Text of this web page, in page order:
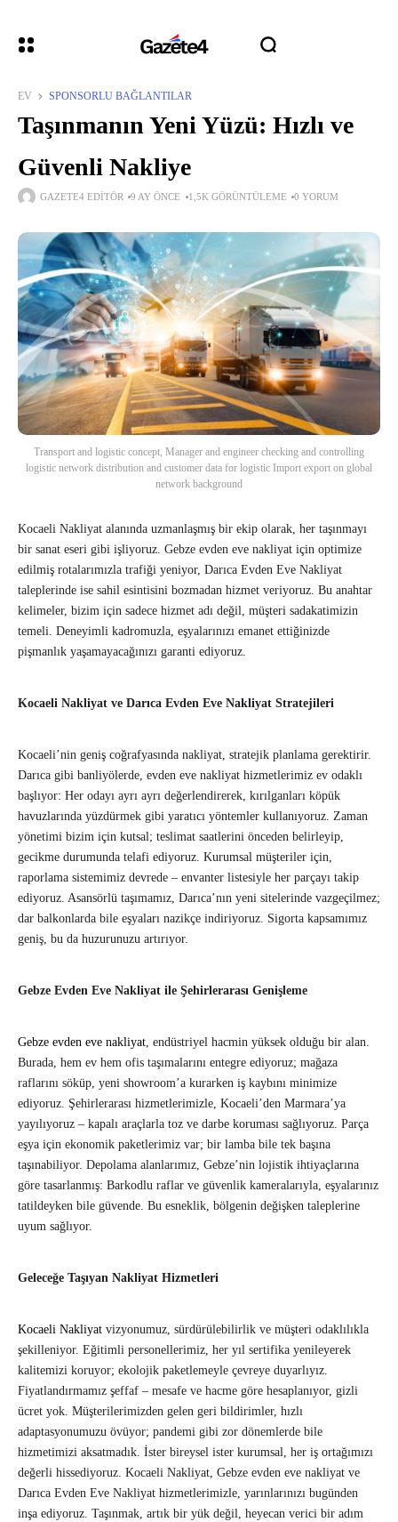
EV SPONSORLU BAĞLANTILAR
Taşınmanın Yeni Yüzü: Hızlı ve
Güvenli Nakliye
GAZETE4 EDITÖR 9 AY ÖNCE 1,5K GÖRÜNTÜLEME 0 YORUM
Transport and logistic concept, Manager and engineer checking and controlling
logistic network distribution and customer data for logistic Import export on global
network background
Kocaeli Nakliyat alanında uzmanlaşmış bir ekip olarak, her taşınmayı
bir sanat eseri gibi işliyoruz. Gebze evden eve nakliyat için optimize
edilmiş rotalarımızla trafiği yeniyor, Darıca Evden Eve Nakliyat
taleplerinde ise sahil esintisini bozmadan hizmet veriyoruz. Bu anahtar
kelimeler, bizim için sadece hizmet adı değil, müşteri sadakatimizin
temeli. Deneyimli kadromuzla, eşyalarınızı emanet ettiğinizde
pişmanlık yaşamayacağınızı garanti ediyoruz.
Kocaeli Nakliyat ve Darıca Evden Eve Nakliyat Stratejileri
Kocaeli’nin geniş coğrafyasında nakliyat, stratejik planlama gerektirir.
Darıca gibi banliyölerde, evden eve nakliyat hizmetlerimiz ev odaklı
başlıyor: Her odayı ayrı ayrı değerlendirerek, kırılganları köpük
havuzlarında yüzdürmek gibi yaratıcı yöntemler kullanıyoruz. Zaman
yönetimi bizim için kutsal; teslimat saatlerini önceden belirleyip,
gecikme durumunda telafi ediyoruz. Kurumsal müşteriler için,
raporlama sistemimiz devrede – envanter listesiyle her parçayı takip
ediyoruz. Asansörlü taşımamız, Darıca’nın yeni sitelerinde vazgeçilmez;
dar balkonlarda bile eşyaları nazikçe indiriyoruz. Sigorta kapsamımız
geniş, bu da huzurunuzu artırıyor.
Gebze Evden Eve Nakliyat ile Şehirlerarası Genişleme
Gebze evden eve nakliyat, endüstriyel hacmin yüksek olduğu bir alan.
Burada, hem ev hem ofis taşımalarını entegre ediyoruz; mağaza
raflarını söküp, yeni showroom’a kurarken iş kaybını minimize
ediyoruz. Şehirlerarası hizmetlerimizle, Kocaeli’den Marmara’ya
yayılıyoruz – kapalı araçlarla toz ve darbe koruması sağlıyoruz. Parça
eşya için ekonomik paketlerimiz var; bir lamba bile tek başına
taşınabiliyor. Depolama alanlarımız, Gebze’nin lojistik ihtiyaçlarına
göre tasarlanmış: Barkodlu raflar ve güvenlik kameralarıyla, eşyalarınız
tatildeyken bile güvende. Bu esneklik, bölgenin değişken taleplerine
uyum sağlıyor.
Geleceğe Taşıyan Nakliyat Hizmetleri
Kocaeli Nakliyat vizyonumuz, sürdürülebilirlik ve müşteri odaklılıkla
şekilleniyor. Eğitimli personellerimiz, her yıl sertifika yenileyerek
kalitemizi koruyor; ekolojik paketlemeyle çevreye duyarlıyız.
Fiyatlandırmamız şeffaf – mesafe ve hacme göre hesaplanıyor, gizli
ücret yok. Müşterilerimizden gelen geri bildirimler, hızlı
adaptasyonumuzu övüyor; pandemi gibi zor dönemlerde bile
hizmetimizi aksatmadık. İster bireysel ister kurumsal, her iş ortağımızı
değerli hissediyoruz. Kocaeli Nakliyat, Gebze evden eve nakliyat ve
Darıca Evden Eve Nakliyat hizmetlerimizle, yarınlarınızı bugünden
inşa ediyoruz. Taşınmak, artık bir yük değil, heyecan verici bir adım